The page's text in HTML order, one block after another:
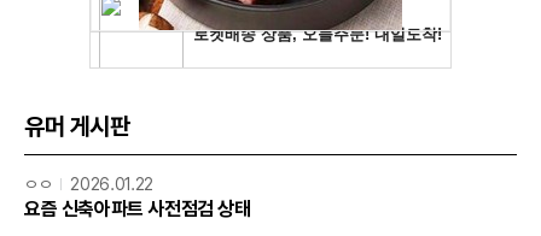
유머 게시판
ㅇㅇ 2026.01.22
요즘 신축아파트 사전점검 상태